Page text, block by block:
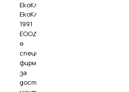
ЕкоКлима
ЕкоКлима
1991
ЕООД
е
специализирана
фирма
за
доставка,